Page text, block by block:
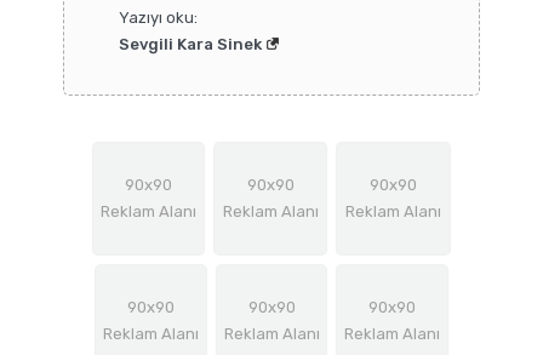
Yazıyı oku:
Sevgili Kara Sinek
90x90
Reklam Alanı
90x90
Reklam Alanı
90x90
Reklam Alanı
90x90
Reklam Alanı
90x90
Reklam Alanı
90x90
Reklam Alanı